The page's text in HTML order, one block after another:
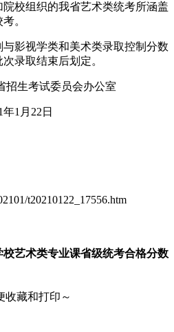
校组织的我省艺术类统考所涵盖
。
影视学类和美术类录取控制分数
录取结束后划定。
委员会办公室
日
t20210122_17556.htm
艺术类专业课省级统考合格分数
收藏和打印～